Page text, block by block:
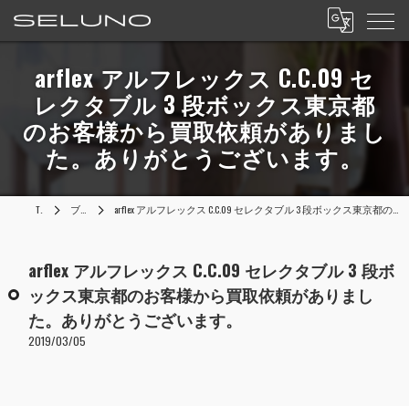
arflex アルフレックス C.C.09 セ
レクタブル 3 段ボックス東京都
のお客様から買取依頼がありまし
た。ありがとうございます。
TOP ブログ arflex アルフレックス C.C.09 セレクタブル 3 段ボックス東京都のお客様から買取依頼がありました。ありがとうございます。
arflex アルフレックス C.C.09 セレクタブル 3 段ボ
ックス東京都のお客様から買取依頼がありまし
た。ありがとうございます。
2019/03/05